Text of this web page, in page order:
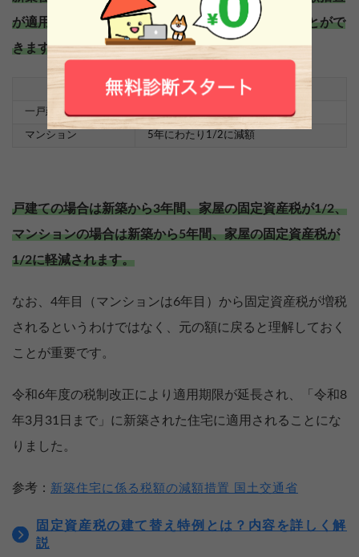
が適用され、家屋にかかる固定資産税を軽減することがで
きます。
建物の種類 固定資産税の減額
一戸建て
マンション 5年にわたり1/2に減額
戸建ての場合は新築から3年間、家屋の固定資産税が1/2、
マンションの場合は新築から5年間、家屋の固定資産税が
1/2に軽減されます。
なお、4年目（マンションは6年目）から固定資産税が増税
されるというわけではなく、元の額に戻ると理解しておく
ことが重要です。
令和6年度の税制改正により適用期限が延長され、「令和8
年3月31日まで」に新築された住宅に適用されることにな
りました。
参考： 新築住宅に係る税額の減額措置 国土交通省
固定資産税の建て替え特例とは？内容を詳しく解
説